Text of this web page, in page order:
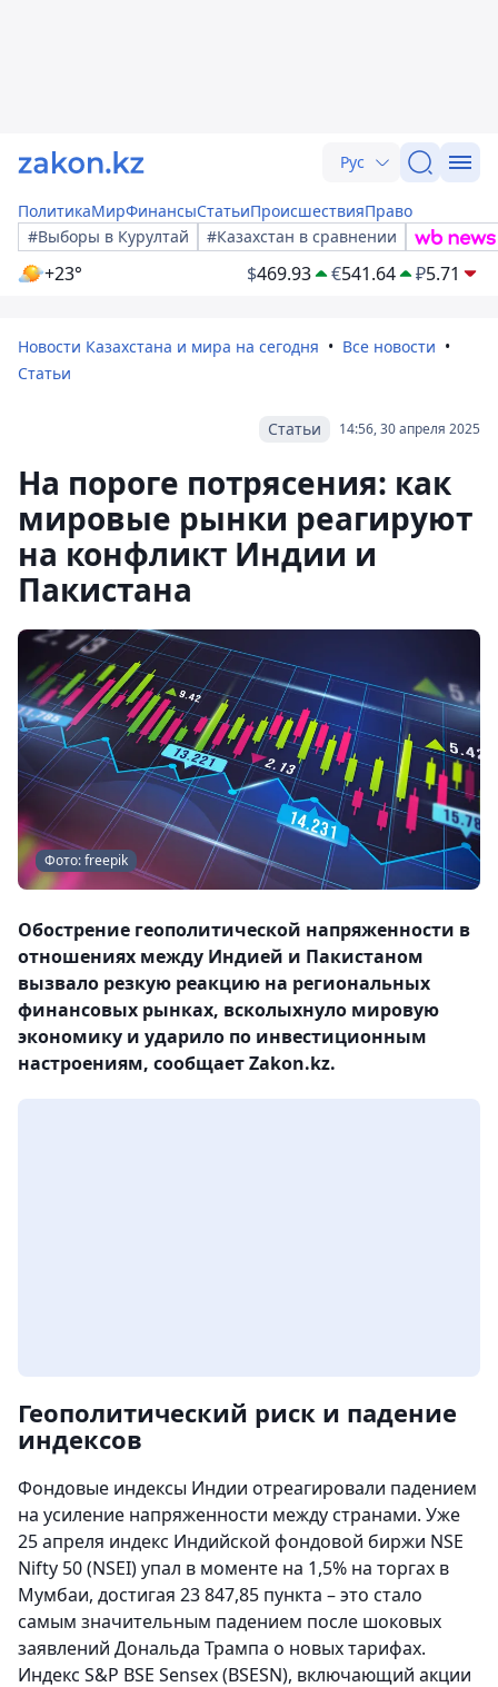
Рус
ПолитикаМирФинансыСтатьиПроисшествияПраво
#Выборы в Курултай
#Казахстан в сравнении
+23° $469.93 €541.64 ₽5.71
Новости Казахстана и мира на сегодня
Все новости
Статьи
14:56, 30 апреля 2025
Статьи
На пороге потрясения: как
мировые рынки реагируют
на конфликт Индии и
Пакистана
Фото: freepik
Обострение геополитической напряженности в
отношениях между Индией и Пакистаном
вызвало резкую реакцию на региональных
финансовых рынках, всколыхнуло мировую
экономику и ударило по инвестиционным
настроениям, сообщает Zakon.kz.
Геополитический риск и падение
индексов
Фондовые индексы Индии отреагировали падением
на усиление напряженности между странами. Уже
25 апреля индекс Индийской фондовой биржи NSE
Nifty 50 (NSEI) упал в моменте на 1,5% на торгах в
Мумбаи, достигая 23 847,85 пункта – это стало
самым значительным падением после шоковых
заявлений Дональда Трампа о новых тарифах.
Индекс S&P BSE Sensex (BSESN), включающий акции